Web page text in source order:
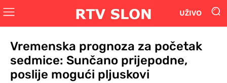
UŽIVO
Vremenska prognoza za početak
sedmice: Sunčano prijepodne,
poslije mogući pljuskovi